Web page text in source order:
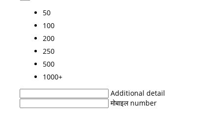
50
100
200
250
500
1000+
Additional detail
मोबाइल number